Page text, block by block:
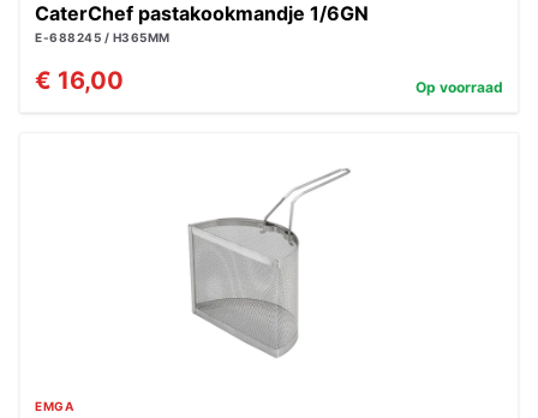
CaterChef pastakookmandje 1/6GN
E-688245 / H365MM
€ 16,00 Op voorraad
EMGA